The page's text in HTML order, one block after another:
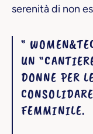
serenità di non
“
UN
DONNE PER
FEMMINILE.